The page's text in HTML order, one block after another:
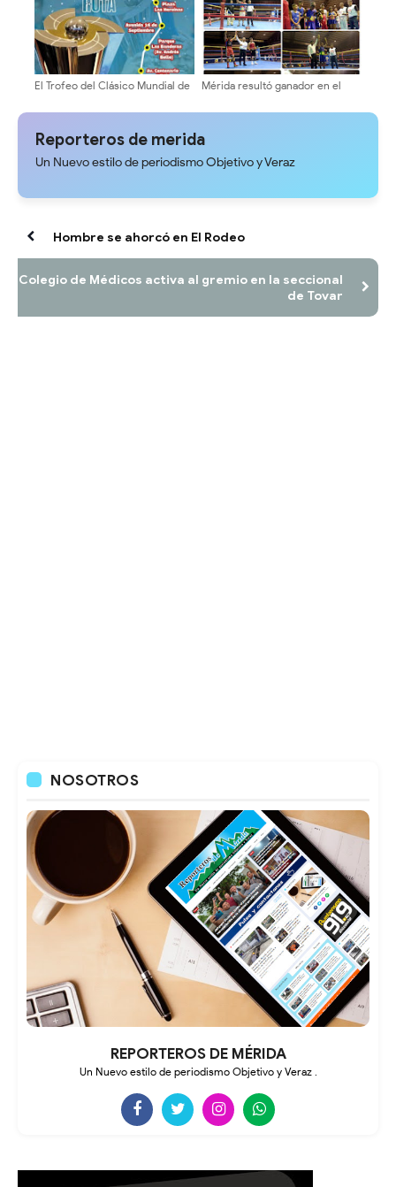
El Trofeo del Clásico Mundial de
miércoles
Mérida resultó ganador en el
selección de Portuguesa en El
Reporteros de merida
Un Nuevo estilo de periodismo Objetivo y Veraz
Hombre se ahorcó en El Rodeo
Colegio de Médicos activa al gremio en la seccional
de Tovar
NOSOTROS
REPORTEROS DE MÉRIDA
Un Nuevo estilo de periodismo Objetivo y Veraz .